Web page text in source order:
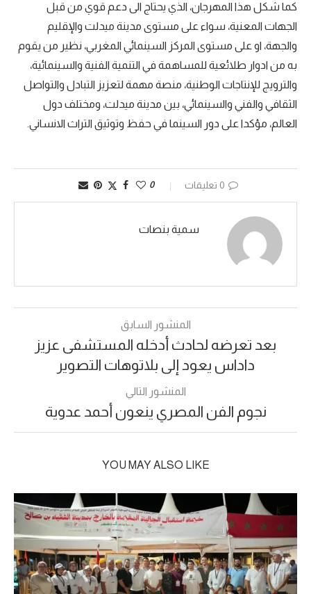
كما شكل هذا المهرجان، الذي يحتاج الى دعم قوي من قبل
الجهات المعنية، سواء على مستوى مدينة ميدلت والإقليم
والجهة، او على مستوى المركز السينمائي المغربي، نظير من يقوم
به من ادوار طلائعية للمساهمة في التنمية الفنية والسينمائية،
والترويج للإنتاجات الوطنية، منصة مهمة لتعزيز التبادل والتواصل
الثقافي والفني والسينمائي، بين مدينة ميدلت، ومختلف دول
العالم، مؤكدا على دور السينما في حفظ وتوثيق التراث الانساني.
0 تعليقات 0
سمية بنصات
المنشور السابق
بعد تعرضه لحادث أدخله المستشفى عزيز
داداس يعود إلى بلاتوهات التصوير
المنشور التالي
نجوم الفن المصري ينعون أحمد عدوية
YOU MAY ALSO LIKE